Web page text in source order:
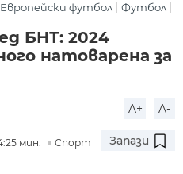
Европейски футбол Футбол
БНТ: 2024
натоварена за
A+ A-
мин. Спорт Запази